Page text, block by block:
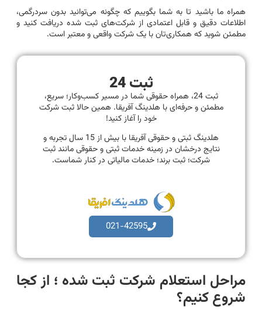
همراه ما باشید تا به شما بگوییم که چگونه می‌توانید بدون سردرگمی،
اطلاعات دقیق و قابل اعتمادی از شرکت‌های ثبت شده دریافت کنید و
مطمئن شوید که همکاری‌تان با یک شرکت واقعی و معتبر است.
ثبت 24
ثبت 24، همراه حقوقی شما در مسیر کسب‌وکار؛ سریع،
مطمئن و حرفه‌ای با هلدینگ آفریقا. همین حالا ثبت شرکت
خود را آغاز کنید!
هلدینگ ثبتی و حقوقی آفریقا با بیش از 15 سال تجربه و
نتایج درخشان در زمینه خدمات ثبتی و حقوقی مانند ثبت
شرکت؛ ثبت برند؛ خدمات مالیاتی در کنار شماست.
021-42595
مراحل استعلام شرکت ثبت شده ؛ از کجا
شروع کنیم؟